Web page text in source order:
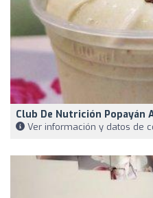
Club De Nutrición Popayán
Ver información y datos de